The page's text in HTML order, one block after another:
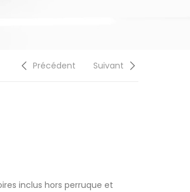
Précédent Suivant
inclus hors perruque et